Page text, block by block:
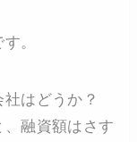
。
はどうか？
融資額はさす